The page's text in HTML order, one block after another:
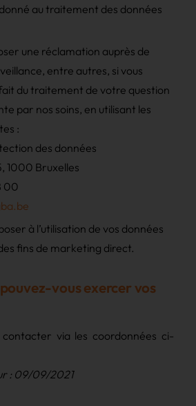
au traitement des données
une réclamation auprès de
entre autres, si vous
du traitement de votre question
par nos soins, en utilisant les
:
des données
1000 Bruxelles
00
à l’utilisation de vos données
fins de marketing direct.
vous exercer vos
contacter via les coordonnées ci-
: 09/09/2021